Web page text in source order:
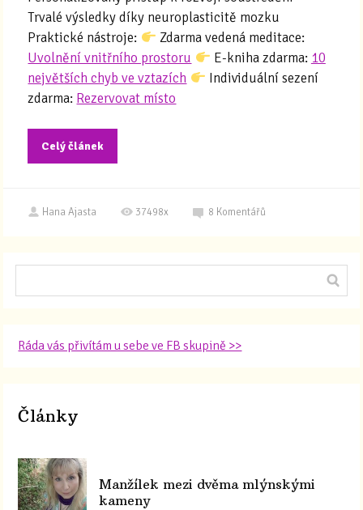
Trvalé výsledky díky neuroplasticitě mozku
Praktické nástroje:
Zdarma vedená meditace:
Uvolnění vnitřního prostoru
E-kniha zdarma: 10
největších chyb ve vztazích
Individuální sezení
zdarma: Rezervovat místo
Celý článek
Hana Ajasta 37498x 8 Komentářů
Ráda vás přivítám u sebe ve FB skupině >>
Články
Manžílek mezi dvěma mlýnskými
kameny